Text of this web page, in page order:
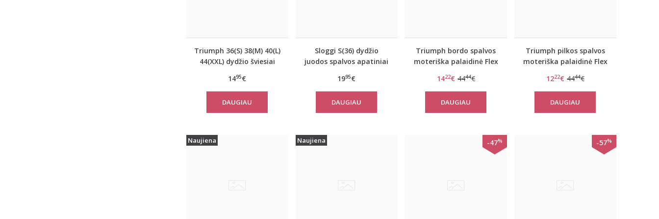
Triumph 36(S) 38(M) 40(L)
44(XXL) dydžio šviesiai
miego palaidinė Mix
Match TOP SSL 01 X
1495€
DAUGIAU
Sloggi S(36) dydžio
juodos spalvos apatiniai
Shirt 01
1995€
DAUGIAU
Triumph bordo spalvos
moteriška palaidinė Flex
1422€ 4444€
DAUGIAU
Triumph pilkos spalvos
moteriška palaidinė Flex
1222€ 4444€
DAUGIAU
Naujiena Naujiena -47% -57%